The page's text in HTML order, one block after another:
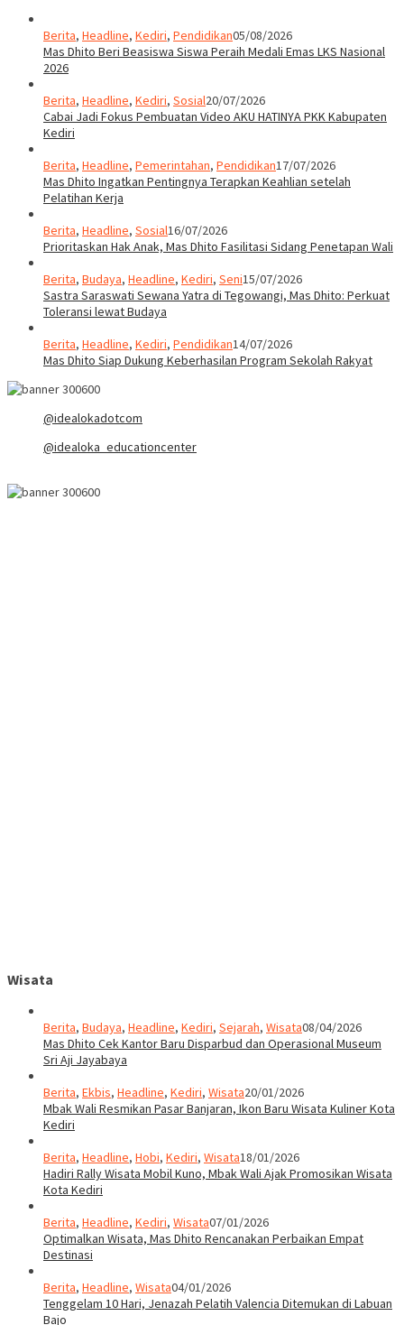
Berita, Headline, Kediri, Pendidikan05/08/2026
Mas Dhito Beri Beasiswa Siswa Peraih Medali Emas LKS Nasional
2026
Berita, Headline, Kediri, Sosial20/07/2026
Cabai Jadi Fokus Pembuatan Video AKU HATINYA PKK Kabupaten
Kediri
Berita, Headline, Pemerintahan, Pendidikan17/07/2026
Mas Dhito Ingatkan Pentingnya Terapkan Keahlian setelah
Pelatihan Kerja
Berita, Headline, Sosial16/07/2026
Prioritaskan Hak Anak, Mas Dhito Fasilitasi Sidang Penetapan Wali
Berita, Budaya, Headline, Kediri, Seni15/07/2026
Sastra Saraswati Sewana Yatra di Tegowangi, Mas Dhito: Perkuat
Toleransi lewat Budaya
Berita, Headline, Kediri, Pendidikan14/07/2026
Mas Dhito Siap Dukung Keberhasilan Program Sekolah Rakyat
@idealokadotcom
@idealoka_educationcenter
Wisata
Berita, Budaya, Headline, Kediri, Sejarah, Wisata08/04/2026
Mas Dhito Cek Kantor Baru Disparbud dan Operasional Museum
Sri Aji Jayabaya
Berita, Ekbis, Headline, Kediri, Wisata20/01/2026
Mbak Wali Resmikan Pasar Banjaran, Ikon Baru Wisata Kuliner Kota
Kediri
Berita, Headline, Hobi, Kediri, Wisata18/01/2026
Hadiri Rally Wisata Mobil Kuno, Mbak Wali Ajak Promosikan Wisata
Kota Kediri
Berita, Headline, Kediri, Wisata07/01/2026
Optimalkan Wisata, Mas Dhito Rencanakan Perbaikan Empat
Destinasi
Berita, Headline, Wisata04/01/2026
Tenggelam 10 Hari, Jenazah Pelatih Valencia Ditemukan di Labuan
Bajo